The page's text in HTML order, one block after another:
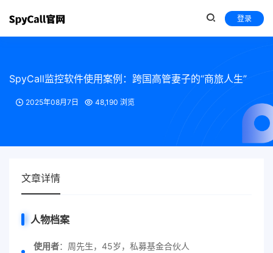
登录
SpyCall监控软件使用案例：跨国高管妻子的“商旅人生”
2025年08月7日 48,190 浏览
文章详情
人物档案
使用者：周先生，45岁，私募基金合伙人